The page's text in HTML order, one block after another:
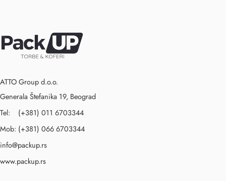
ATTO Group d.o.o.
Generala Štefanika 19, Beograd
Tel: (+381) 011 6703344
Mob: (+381) 066 6703344
info@packup.rs
www.packup.rs